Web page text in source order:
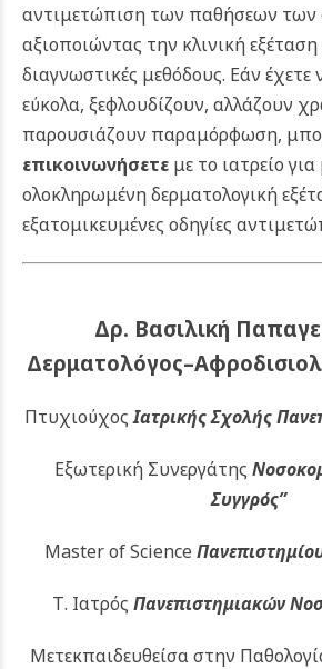
αντιμετώπιση των παθήσεων των
αξιοποιώντας την κλινική εξέταση
διαγνωστικές μεθόδους. Εάν
εύκολα, ξεφλουδίζουν, αλλάζουν
παρουσιάζουν παραμόρφωση,
επικοινωνήσετε με το ιατρείο
ολοκληρωμένη δερματολογική
εξατομικευμένες οδηγίες
Δρ. Βασιλική
ΠτυχιούχοςΙατρικής Σχολής
Εξωτερική Συνεργάτης
Συγγρός”
Master of Science
Τ. Ιατρός Πανεπιστημιακών
Μετεκπαιδευθείσα στην